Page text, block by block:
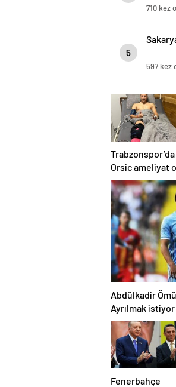
710 kez
5
597 kez
Trabzonspor’da
Orsic ameliyat
Abdülkadir
Ayrılmak istiyor
Fenerbahçe